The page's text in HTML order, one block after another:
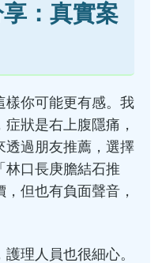
：真實案
樣你可能更有感。我
狀是右上腹隱痛，
透過朋友推薦，選擇
口長庚膽結石推
但也有負面聲音，
理人員也很細心。